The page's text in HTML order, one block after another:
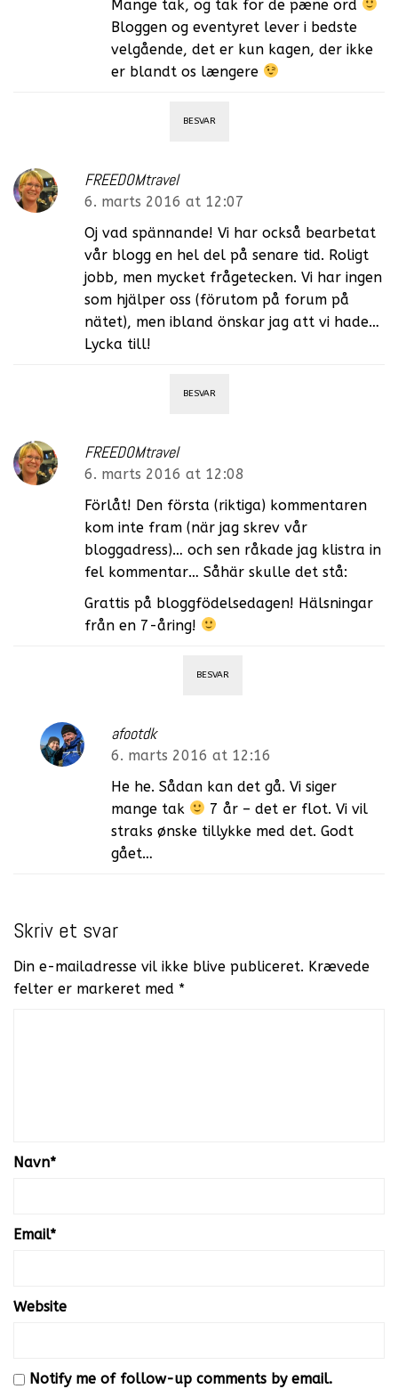
Mange tak, og tak for de pæne ord
Bloggen og eventyret lever i bedste
velgående, det er kun kagen, der ikke
er blandt os længere
BESVAR
FREEDOMtravel
6. marts 2016 at 12:07
Oj vad spännande! Vi har också bearbetat
vår blogg en hel del på senare tid. Roligt
jobb, men mycket frågetecken. Vi har ingen
som hjälper oss (förutom på forum på
nätet), men ibland önskar jag att vi hade…
Lycka till!
BESVAR
FREEDOMtravel
6. marts 2016 at 12:08
Förlåt! Den första (riktiga) kommentaren
kom inte fram (när jag skrev vår
bloggadress)… och sen råkade jag klistra in
fel kommentar… Såhär skulle det stå:
Grattis på bloggfödelsedagen! Hälsningar
från en 7-åring!
BESVAR
afootdk
6. marts 2016 at 12:16
He he. Sådan kan det gå. Vi siger
mange tak
7 år – det er flot. Vi vil
straks ønske tillykke med det. Godt
gået…
Skriv et svar
Din e-mailadresse vil ikke blive publiceret. Krævede
felter er markeret med *
Navn*
Email*
Website
Notify me of follow-up comments by email.